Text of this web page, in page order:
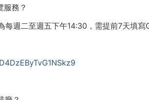
服務？
每週二至週五下午14:30，需提前7天填